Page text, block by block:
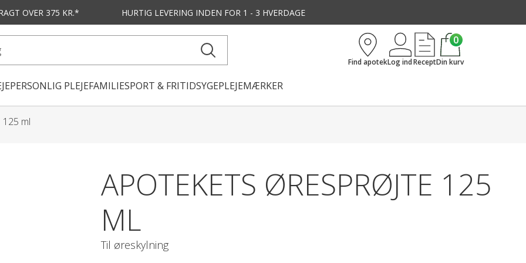
OVER 375 KR.* HURTIG LEVERING INDEN FOR 1 - 3 HVERDAGE
PERSONLIG PLEJEFAMILIESPORT & FRITIDSYGEPLEJEMÆRKER
Find apotekLog indRecept
0
Din kurv
ml
APOTEKETS ØRESPRØJTE 125
ML
Til øreskylning